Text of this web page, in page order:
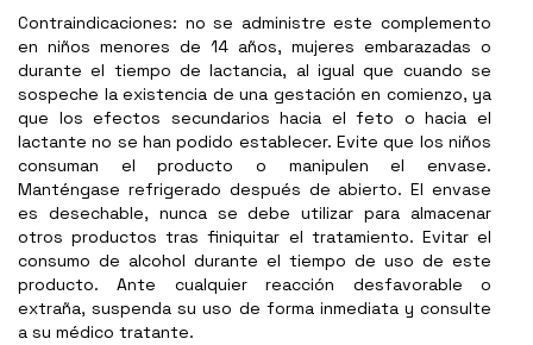
Contraindicaciones: no se administre este complemento
en niños menores de 14 años, mujeres embarazadas o
durante el tiempo de lactancia, al igual que cuando se
sospeche la existencia de una gestación en comienzo, ya
que los efectos secundarios hacia el feto o hacia el
lactante no se han podido establecer. Evite que los niños
consuman el producto o manipulen el envase.
Manténgase refrigerado después de abierto. El envase
es desechable, nunca se debe utilizar para almacenar
otros productos tras finiquitar el tratamiento. Evitar el
consumo de alcohol durante el tiempo de uso de este
producto. Ante cualquier reacción desfavorable o
extraña, suspenda su uso de forma inmediata y consulte
a su médico tratante.